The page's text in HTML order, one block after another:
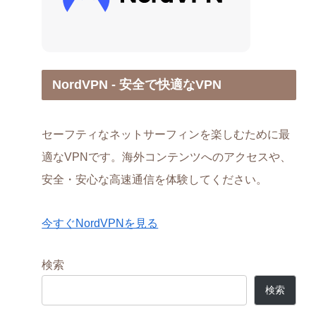
NordVPN - 安全で快適なVPN
セーフティなネットサーフィンを楽しむために最
適なVPNです。海外コンテンツへのアクセスや、
安全・安心な高速通信を体験してください。
今すぐNordVPNを見る
検索
検索